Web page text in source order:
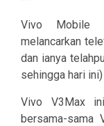
Vivo Mobile
melancarkan
dan ianya
sehingga hari
Vivo V3Max
bersama-